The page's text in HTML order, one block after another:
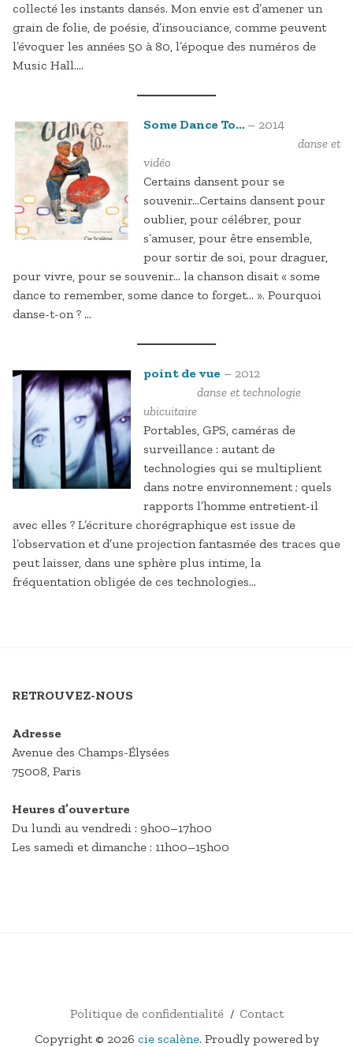
collecté les instants dansés. Mon envie est d’amener un
grain de folie, de poésie, d’insouciance, comme peuvent
l’évoquer les années 50 à 80, l’époque des numéros de
Music Hall….
Some Dance To… – 2014
danse et
vidéo
Certains dansent pour se
souvenir…Certains dansent pour
oublier, pour célébrer, pour
s’amuser, pour être ensemble,
pour sortir de soi, pour draguer,
pour vivre, pour se souvenir… la chanson disait « some
dance to remember, some dance to forget… ». Pourquoi
danse-t-on ? …
point de vue – 2012
danse et technologie
ubicuitaire
Portables, GPS, caméras de
surveillance : autant de
technologies qui se multiplient
dans notre environnement ; quels
rapports l’homme entretient-il
avec elles ? L’écriture chorégraphique est issue de
l’observation et d’une projection fantasmée des traces que
peut laisser, dans une sphère plus intime, la
fréquentation obligée de ces technologies…
RETROUVEZ-NOUS
Adresse
Avenue des Champs-Élysées
75008, Paris
Heures d’ouverture
Du lundi au vendredi : 9h00–17h00
Les samedi et dimanche : 11h00–15h00
Politique de confidentialité
Contact
Copyright © 2026 cie scalène. Proudly powered by